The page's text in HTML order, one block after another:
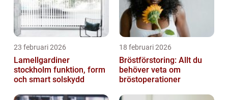
23 februari 2026
Lamellgardiner
stockholm funktion, form
och smart solskydd
18 februari 2026
Bröstförstoring: Allt du
behöver veta om
bröstoperationer